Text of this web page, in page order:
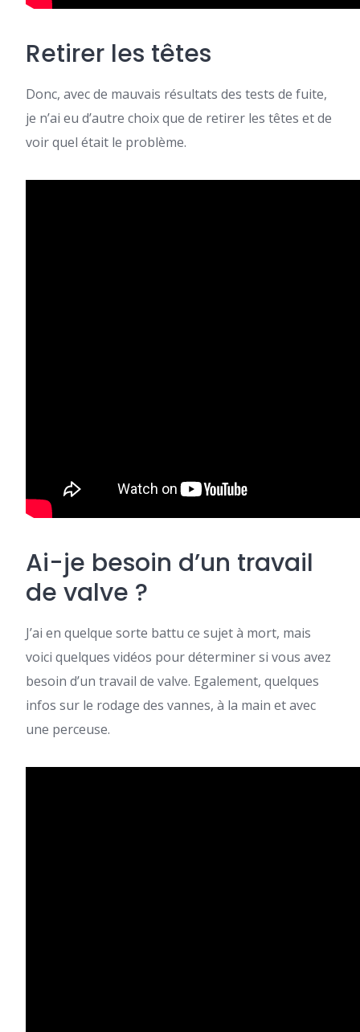
Retirer les têtes
Donc, avec de mauvais résultats des tests de fuite,
je n’ai eu d’autre choix que de retirer les têtes et de
voir quel était le problème.
Ai-je besoin d’un travail
de valve ?
J’ai en quelque sorte battu ce sujet à mort, mais
voici quelques vidéos pour déterminer si vous avez
besoin d’un travail de valve. Egalement, quelques
infos sur le rodage des vannes, à la main et avec
une perceuse.